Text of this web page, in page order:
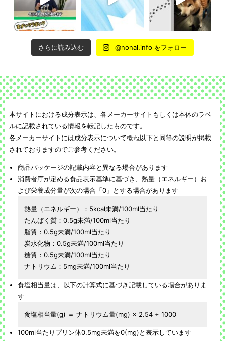
さらに読み込む @nonal.info をフォロー
本サイトにおける成分表示は、各メーカーサイトもしくは本体のラベ
ルに記載されている情報を転記したものです。
各メーカーサイトには成分表示について概ね以下と同等の説明が掲載
されておりますのでご参考ください。
商品パッケージの記載内容と異なる場合があります
消費者庁が定める食品表示基準に基づき、熱量（エネルギー）お
よび栄養成分量が次の場合「0」とする場合があります
熱量（エネルギー）：5kcal未満/100ml当たり
たんぱく質：0.5g未満/100ml当たり
脂質：0.5g未満/100ml当たり
炭水化物：0.5g未満/100ml当たり
糖質：0.5g未満/100ml当たり
ナトリウム：5mg未満/100ml当たり
食塩相当量は、以下の計算式に基づき記載している場合がありま
す
食塩相当量(g) ＝ ナトリウム量(mg) × 2.54 ÷ 1000
100ml当たりプリン体0.5mg未満を0(mg)と表示しています